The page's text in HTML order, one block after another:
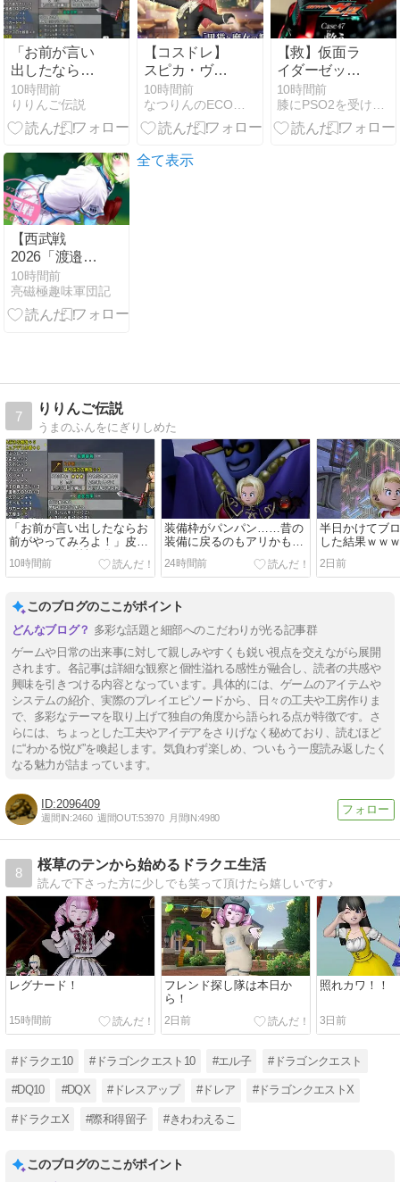
「お前が言い
出したならお
前がやってみ
ろよ！」皮の
よろいで13耐
た
10時間前
りりんご伝説
【コスドレ】
スピカ・ヴァ
ルゴ【黒猫と
魔女の教室】
10時間前
【救】仮面ラ
イダーゼッツ
第４７話感想
とか
10時間前
【西武戦
2026「渡邉先
頭打者四球自
滅、栗原30号
等の『アンチ
試合感想」(ソ
フトバンク15
回戦)】
(2026/08/08
[41記事目])
10時間前
亮磁極趣味軍団記
全て表示
7
りりんご伝説
うまのふんをにぎりしめた
「お前が言い出したならお
前がやってみろよ！」皮の
よろいで13耐性を作ってみ
た
10時間前
装備枠がパンパン……昔の
装備に戻るのもアリかもし
れない
24時間前
半日かけてブ
した結果ｗｗｗ
2日前
このブログのここがポイント
多彩な話題と細部へのこだわりが光る記事群
ゲームや日常の出来事に対して親しみやすくも鋭い視点を交えながら展開
されます。各記事は詳細な観察と個性溢れる感性が融合し、読者の共感や
興味を引きつける内容となっています。具体的には、ゲームのアイテムや
システムの紹介、実際のプレイエピソードから、日々の工夫や工房作りま
で、多彩なテーマを取り上げて独自の角度から語られる点が特徴です。さ
らには、ちょっとした工夫やアイデアをさりげなく秘めており、読むほど
に“わかる悦び”を喚起します。気負わず楽しめ、ついもう一度読み返したく
なる魅力が詰まっています。
2096409
週間IN:2460 週間OUT:53970 月間IN:4980
8
桜草のテンから始めるドラクエ生活
読んで下さった方に少しでも笑って頂けたら嬉しいです♪
レグナード！
15時間前
フレンド探し隊は本日か
ら！
2日前
照れカワ！！
3日前
#ドラクエ10 #ドラゴンクエスト10 #エル子 #ドラゴンクエスト
#DQ10 #DQX #ドレスアップ #ドレア #ドラゴンクエストX
#ドラクエX #際和得留子 #きわわえるこ
このブログのここがポイント